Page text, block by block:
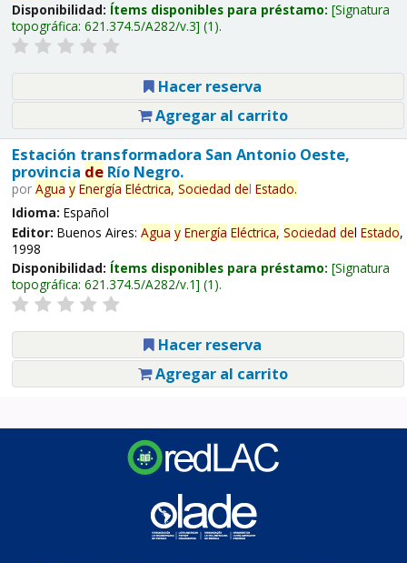
Disponibilidad: Ítems disponibles para préstamo: Signatura
topográfica: 621.374.5/A282/v.3 (1).
Hacer reserva
Agregar al carrito
Estación transformadora San Antonio Oeste,
provincia deRío Negro.
por Agua y Energía Eléctrica, Sociedad del Estado.
Idioma: Español
Editor: Buenos Aires: Agua y Energía Eléctrica, Sociedad del Estado,
1998
Disponibilidad: Ítems disponibles para préstamo: Signatura
topográfica: 621.374.5/A282/v.1 (1).
Hacer reserva
Agregar al carrito